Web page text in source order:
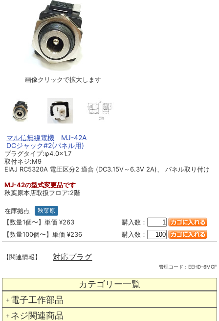
カテゴリー一覧
＋ 電子工作部品
＋ ネジ関連商品
画像クリックで拡大します
マル信無線電機 MJ-42A
DCジャック#2(パネル用)
プラグタイプ:φ4.0×1.7
取付ネジ:M9
EIAJ RC5320A 電圧区分2 適合 (DC3.15V～6.3V 2A)、 パネル取り付け
MJ-42の型式変更品です
秋葉原本店取扱フロア:2階
在庫拠点 秋葉原
【数量1個〜】単価 ¥263
購入数：
【数量100個〜】単価 ¥236
購入数：
【関連情報】 対応プラグ
管理コード： EEHD-6MGF